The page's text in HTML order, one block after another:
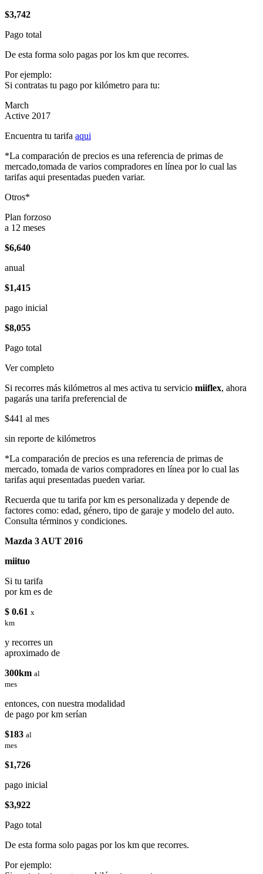
$3,742
Pago total
De esta forma solo pagas por los km que recorres.
Por ejemplo:
Si contratas tu pago por kilómetro para tu:
March
Active 2017
Encuentra tu tarifa aqui
*La comparación de precios es una referencia de primas de
mercado,tomada de varios compradores en línea por lo cual las
tarifas aqui presentadas pueden variar.
Otros*
Plan forzoso
a 12 meses
$6,640
anual
$1,415
pago inicial
$8,055
Pago total
Ver completo
Si recorres más kilómetros al mes activa tu servicio miiflex, ahora
pagarás una tarifa preferencial de
$441 al mes
sin reporte de kilómetros
*La comparación de precios es una referencia de primas de
mercado, tomada de varios compradores en línea por lo cual las
tarifas aqui presentadas pueden variar.
Recuerda que tu tarifa por km es personalizada y depende de
factores como: edad, género, tipo de garaje y modelo del auto.
Consulta términos y condiciones.
Mazda 3 AUT 2016
miituo
Si tu tarifa
por km es de
$ 0.61 x
km
y recorres un
aproximado de
300km al
mes
entonces, con nuestra modalidad
de pago por km serían
$183 al
mes
$1,726
pago inicial
$3,922
Pago total
De esta forma solo pagas por los km que recorres.
Por ejemplo: